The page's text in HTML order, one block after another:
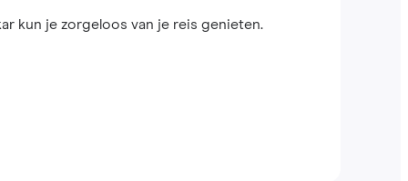
kun je zorgeloos van je reis genieten.